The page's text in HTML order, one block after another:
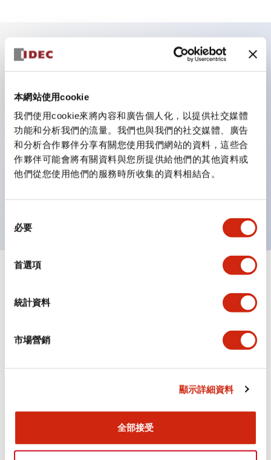
本網站使用cookie
我們使用cookie來將內容和廣告個人化，以提供社交媒體
功能和分析我們的流量。我們也與我們的社交媒體、廣告
和分析合作夥伴分享有關您使用我們網站的資料，這些合
作夥伴可能會將有關資料與您所提供給他們的其他資料或
他們從您使用他們的服務時所收集的資料相結合。
必要
首選項
統計資料
市場營銷
顯示詳細資料
全部接受
主要特點
照明顏色有5種。紅（R）、綠（G）、黃（Y）、琥珀
（A）、乳白（W）。
豐富的尺寸，豐富的設計。
也有內建電流限制用電阻的類型。
防護結構有IP65（IEC 60529）等級。［φ9、φ10］
審美規範
環境規範
文件和檔案
型錄和宣傳手冊 CAD檔 技術文件